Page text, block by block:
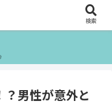
男性が意外と
検索